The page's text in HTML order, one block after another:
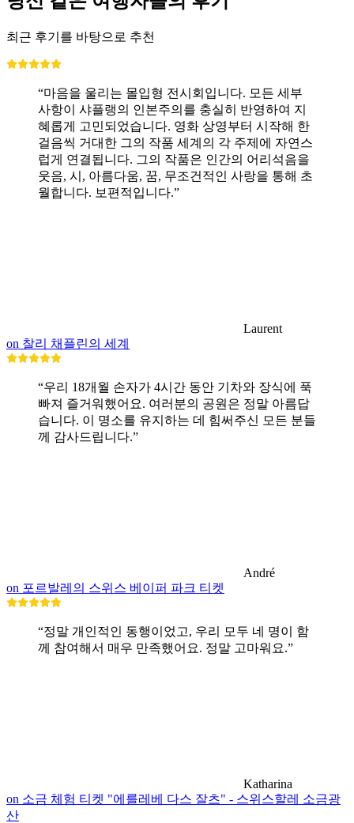
최근 후기를 바탕으로 추천
“마음을 울리는 몰입형 전시회입니다. 모든 세부
사항이 샤플랭의 인본주의를 충실히 반영하여 지
혜롭게 고민되었습니다. 영화 상영부터 시작해 한
걸음씩 거대한 그의 작품 세계의 각 주제에 자연스
럽게 연결됩니다. 그의 작품은 인간의 어리석음을
웃음, 시, 아름다움, 꿈, 무조건적인 사랑을 통해 초
월합니다. 보편적입니다.”
Laurent
on 찰리 채플린의 세계
“우리 18개월 손자가 4시간 동안 기차와 장식에 푹
빠져 즐거워했어요. 여러분의 공원은 정말 아름답
습니다. 이 명소를 유지하는 데 힘써주신 모든 분들
께 감사드립니다.”
André
on 포르발레의 스위스 베이퍼 파크 티켓
“정말 개인적인 동행이었고, 우리 모두 네 명이 함
께 참여해서 매우 만족했어요. 정말 고마워요.”
Katharina
on 소금 체험 티켓 "에를레베 다스 잘츠" - 스위스할레 소금광
산